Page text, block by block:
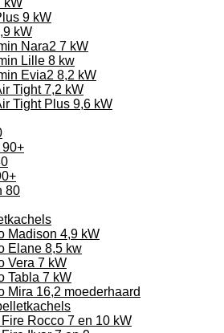
kW
9 kW
kW
Nara2 7 kW
Lille 8 kw
Evia2 8,2 kW
Tight 7,2 kW
Tight Plus 9,6 kW
80
Madison 4,9 kW
Elane 8,5 kw
Vera 7 kW
Tabla 7 kW
Mira 16,2 moederhaard
Rocco 7 en 10 kW